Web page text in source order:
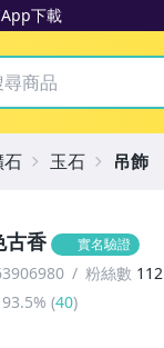
App下載
拍賣
古香 實名驗證
粉絲數 112
93.5% (40)
石 玉石 吊飾